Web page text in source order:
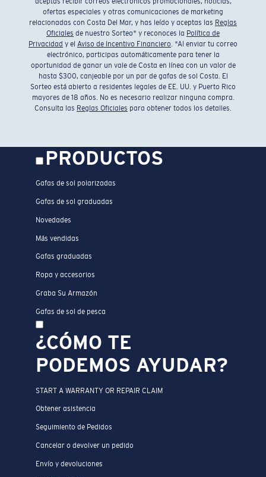
ofertas especiales y otras comunicaciones de marketing
relacionadas con Costa Del Mar, y has leído y aceptas las Reglas
Oficiales de nuestro Sorteo* y reconoces la Política de
Privacidad y el Aviso de Incentivo Financiero. *Al enviar tu correo
electrónico, participas automáticamente para tener la
oportunidad de ganar un vale de Costa en línea con un valor de
hasta $300, canjeable por un par de gafas de sol Costa. El
Sorteo está abierto a residentes legales de EE. UU. y Puerto Rico
mayores de 18 años. No es necesario realizar ninguna compra.
Consulta las Reglas Oficiales para obtener todos los detalles.
PRODUCTOS
Gafas de sol polarizadas
Gafas de sol graduadas
Novedades
Más vendidas
Gafas graduadas
Ropa y accesorios
Graba Su Armazón
Gafas de sol de pesca
¿CÓMO TE
PODEMOS AYUDAR?
START A WARRANTY OR REPAIR CLAIM
Obtener asistencia
Seguimiento de Pedidos
Cancelar o devolver un pedido
Envío y devoluciones